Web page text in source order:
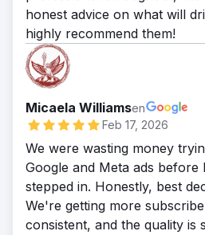
honest advice on what will
highly recommend them!
Micaela Williamsen
Feb 17, 2026
We were wasting money
Google and Meta ads before
stepped in. Honestly, best
We're getting more
consistent, and the quality is